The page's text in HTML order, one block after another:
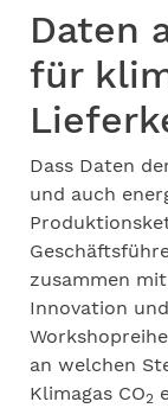
Daten
für
Dass Daten
und auch
zusammen
Innovation
an welchen
Klimagas CO2